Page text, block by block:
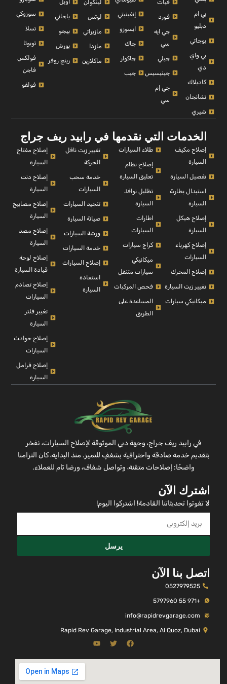
بي ام
دبليو
بوجاتي
بي واي
دي
كاديلاك
تشانجان
شيري
فيات
فورد
جي ايه
سي
جيلي
جينيسيس
جي إم
سي
إنفينيتي
ايسوزو
جاك
جاكوار
جيب
لينكولن
لوتس
مازيراتي
مازدا
ماكلارين
أوبل
باجاني
بيجو
بورش
رينج روفر
سوزوكي
تسلا
تويوتا
فولكس
فاجن
فولفو
الخدمات التي نقدمها في رابيد ريف جراج
إصلاح مكيف
السيارة
تفصيل السيارة
استبدال بطارية
السيارة
إصلاح هيكل
السيارة
إصلاح كهرباء
السيارات
إصلاح المحرك
تغيير زيت السيارة
ميكانيكي سيارات
طلاء السيارات
إصلاح نظام
تعليق السيارة
تظليل نوافذ
السيارة
اطارات
السيارات
كراج سيارات
ميكانيكي
سيارات متنقل
فحص المركبات
المساعدة على
الطريق
تغيير زيت ناقل
الحركة
خدمة سحب
السيارات
تنجيد السيارات
صيانة السيارة
ورشة السيارات
خدمة السيارات
إصلاح السيارات
استعادة
السيارة
إصلاح مفتاح
السيارة
إصلاح دنت
السيارة
إصلاح مصابيح
السيارة
إصلاح مصد
السيارة
إصلاح لوحة
قيادة السيارة
إصلاح تصادم
السيارات
تغيير فلتر
السيارة
إصلاح حوادث
السيارات
إصلاح فرامل
السيارة
في رابيد ريف جراج، وجهة دبي الموثوقة لإصلاح السيارات، نفخر
بتقديم خدمة صادقة واحترافية بشغفٍ للتميز. منذ البداية، كان التزامنا
واضحًا: إصلاحات متقنة، وتواصل شفاف، ورضا تام للعملاء.
اشترك الآن
لا تفوتوا تحديثاتنا القادمة! اشتركوا اليوم!
يرسل
اتصل بنا الآن
0527979525
+971 55 5797960
info@rapidrevgarage.com
Rapid Rev Garage, Industrial Area, Al Quoz, Dubai